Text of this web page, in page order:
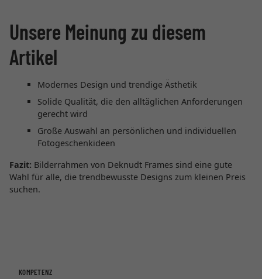
Unsere Meinung zu diesem
Artikel
Modernes Design und trendige Ästhetik
Solide Qualität, die den alltäglichen Anforderungen
gerecht wird
Große Auswahl an persönlichen und individuellen
Fotogeschenkideen
Fazit: Bilderrahmen von Deknudt Frames sind eine gute
Wahl für alle, die trendbewusste Designs zum kleinen Preis
suchen.
KOMPETENZ